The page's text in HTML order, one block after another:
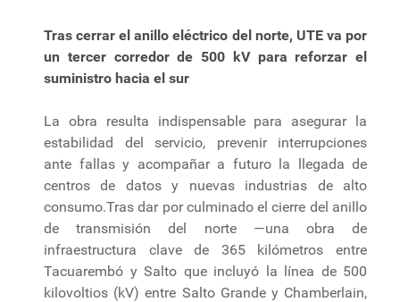
Tras cerrar el anillo eléctrico del norte, UTE va por
un tercer corredor de 500 kV para reforzar el
suministro hacia el sur
La obra resulta indispensable para asegurar la
estabilidad del servicio, prevenir interrupciones
ante fallas y acompañar a futuro la llegada de
centros de datos y nuevas industrias de alto
consumo.Tras dar por culminado el cierre del anillo
de transmisión del norte —una obra de
infraestructura clave de 365 kilómetros entre
Tacuarembó y Salto que incluyó la línea de 500
kilovoltios (kV) entre Salto Grande y Chamberlain,